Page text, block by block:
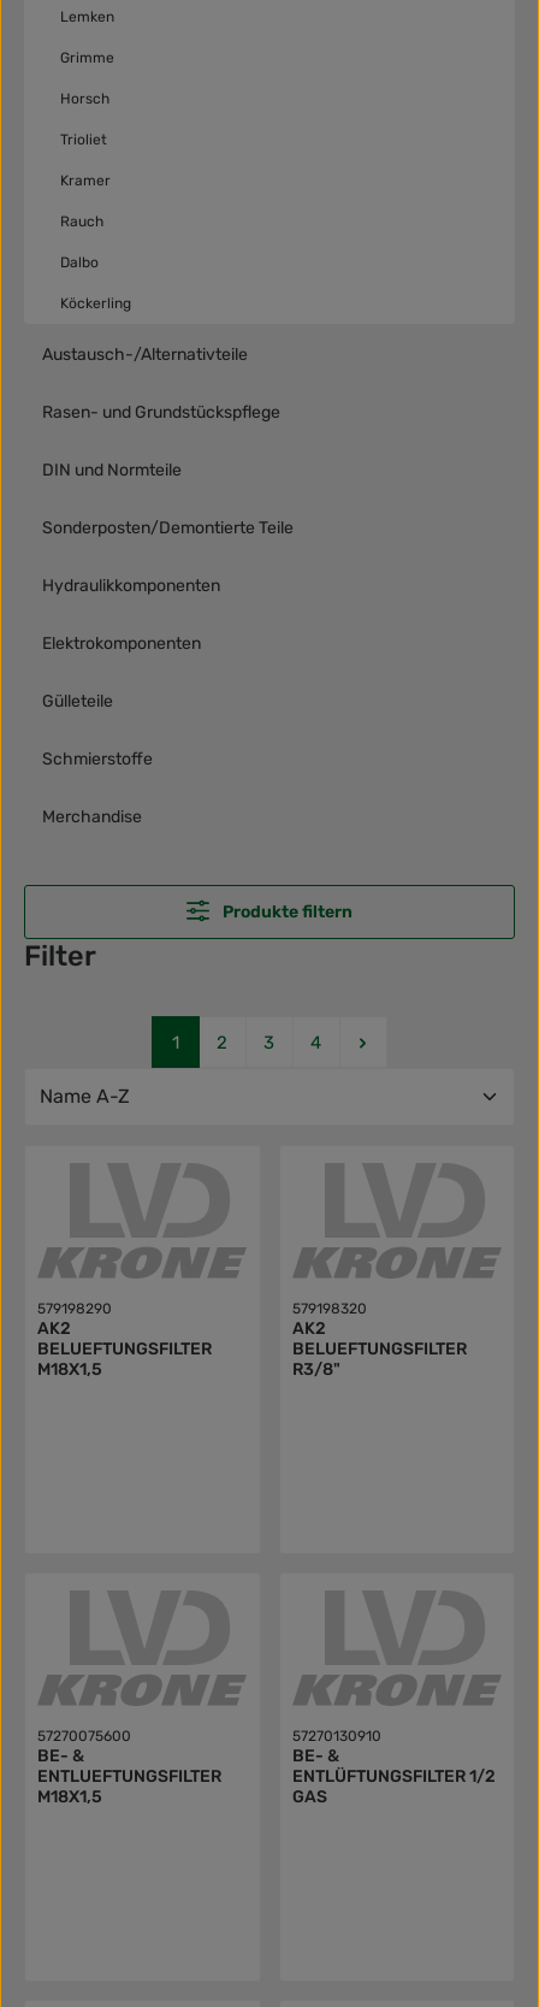
Lemken
Grimme
Horsch
Trioliet
Kramer
Rauch
Dalbo
Köckerling
Austausch-/Alternativteile
Rasen- und Grundstückspflege
DIN und Normteile
Sonderposten/Demontierte Teile
Hydraulikkomponenten
Elektrokomponenten
Gülleteile
Schmierstoffe
Merchandise
Produkte filtern
Filter
Seite
1 Seite
2 Seite
3 Seite
4
579198290
AK2
BELUEFTUNGSFILTER
M18X1,5
579198320
AK2
BELUEFTUNGSFILTER
R3/8"
57270075600
BE- &
ENTLUEFTUNGSFILTER
M18X1,5
57270130910
BE- &
ENTLÜFTUNGSFILTER 1/2
GAS